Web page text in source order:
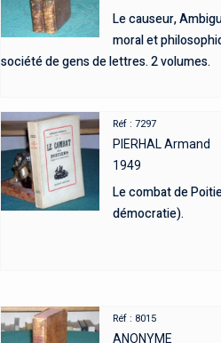
Le causeur,
moral et
société de gens de lettres. 2 volumes.
Réf : 7297
PIERHAL Armand
1949
Le combat de
démocratie).
Réf : 8015
ANONYME